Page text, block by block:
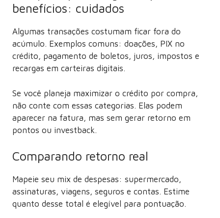
benefícios: cuidados
Algumas transações costumam ficar fora do
acúmulo. Exemplos comuns: doações, PIX no
crédito, pagamento de boletos, juros, impostos e
recargas em carteiras digitais.
Se você planeja maximizar o crédito por compra,
não conte com essas categorias. Elas podem
aparecer na fatura, mas sem gerar retorno em
pontos ou investback.
Comparando retorno real
Mapeie seu mix de despesas: supermercado,
assinaturas, viagens, seguros e contas. Estime
quanto desse total é elegível para pontuação.